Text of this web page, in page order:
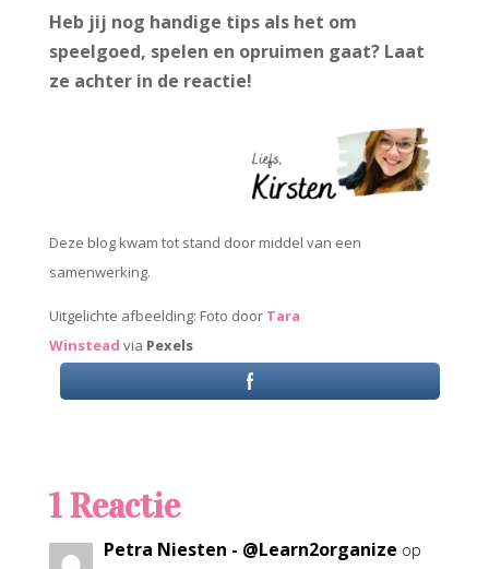
Heb jij nog handige tips als het om
speelgoed, spelen en opruimen gaat? Laat
ze achter in de reactie!
Deze blog kwam tot stand door middel van een
samenwerking.
Uitgelichte afbeelding: Foto door Tara
Winstead via Pexels
1 Reactie
Petra Niesten - @Learn2organize op